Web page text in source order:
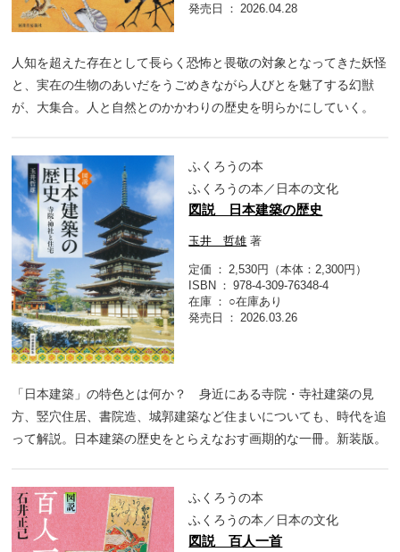
発売日
2026.04.28
人知を超えた存在として長らく恐怖と畏敬の対象となってきた妖怪
と、実在の生物のあいだをうごめきながら人びとを魅了する幻獣
が、大集合。人と自然とのかかわりの歴史を明らかにしていく。
ふくろうの本
ふくろうの本／日本の文化
図説 日本建築の歴史
玉井 哲雄 著
定価
2,530円（本体：2,300円）
ISBN
978-4-309-76348-4
在庫
○在庫あり
発売日
2026.03.26
「日本建築」の特色とは何か？ 身近にある寺院・寺社建築の見
方、竪穴住居、書院造、城郭建築など住まいについても、時代を追
って解説。日本建築の歴史をとらえなおす画期的な一冊。新装版。
ふくろうの本
ふくろうの本／日本の文化
図説 百人一首